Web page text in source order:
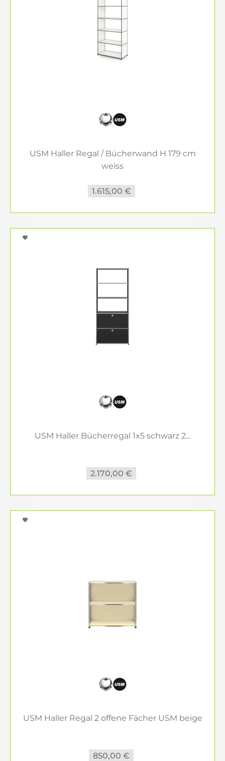
USM Haller Regal / Bücherwand H 179 cm
weiss
1.615,00 €
USM Haller Bücherregal 1x5 schwarz 2...
2.170,00 €
USM Haller Regal 2 offene Fächer USM beige
850,00 €